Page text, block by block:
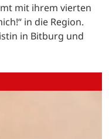
mit ihrem vierten
in die Region.
in Bitburg und